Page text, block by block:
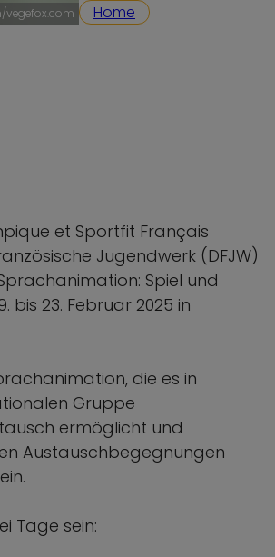
vegefox.com Home
et Sportfit Français
Jugendwerk (DFJW)
Spiel und
23. Februar 2025 in
die es in
Gruppe
ermöglicht und
Austauschbegegnungen
Tage sein: